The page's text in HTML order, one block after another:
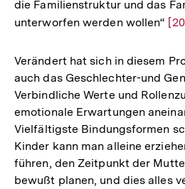
die Familienstruktur und das
unterworfen werden wollen“
Verändert hat sich in diesem
auch das Geschlechter-und
Verbindliche Werte und
emotionale Erwartungen
Vielfältigste Bindungsformen
Kinder kann man alleine
führen, den Zeitpunkt der
bewußt planen, und dies alles